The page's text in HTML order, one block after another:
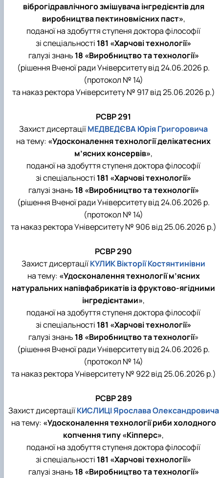
віброгідравлічного змішувача інгредієнтів для
виробництва пектиновмісних паст»,
поданої на здобуття ступеня доктора філософії
зі спеціальності 181 «Харчові технології»
галузі знань 18 «Виробництво та технології»
(рішення Вченої ради Університету від 24.06.2026 р.
(протокол № 14)
та наказ ректора Університету № 917 від 25.06.2026 р.)
РСВР 291
Захист дисертаціїМЕДВЕДЄВА Юрія Григоровича
на тему: «Удосконалення технології делікатесних
м’ясних консервів»,
поданої на здобуття ступеня доктора філософії
зі спеціальності 181 «Харчові технології»
галузі знань 18 «Виробництво та технології»
(рішення Вченої ради Університету від 24.06.2026 р.
(протокол № 14)
та наказ ректора Університету № 906 від 25.06.2026 р.)
РСВР 290
Захист дисертаціїКУЛИК Вікторії Костянтинівни
на тему: «Удосконалення технології м’ясних
натуральних напівфабрикатів із фруктово-ягідними
інгредієнтами»,
поданої на здобуття ступеня доктора філософії
зі спеціальності 181 «Харчові технології»
галузі знань 18 «Виробництво та технології»
(рішення Вченої ради Університету від 24.06.2026 р.
(протокол № 14)
та наказ ректора Університету № 922 від 25.06.2026 р.)
РСВР 289
Захист дисертаціїКИСЛИЦІ Ярослава Олександровича
на тему: «Удосконалення технології риби холодного
копчення типу «Кіпперс»,
поданої на здобуття ступеня доктора філософії
зі спеціальності 181 «Харчові технології»
галузі знань 18 «Виробництво та технології»